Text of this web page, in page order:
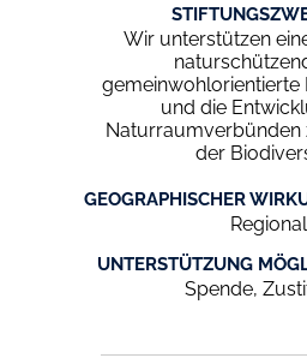
Wir unterstützen
gemeinwohlorientierte
und die
Naturraumverbünden
der
GEOGRAPHISCHER
Regional
UNTERSTÜTZUNG
Spende,